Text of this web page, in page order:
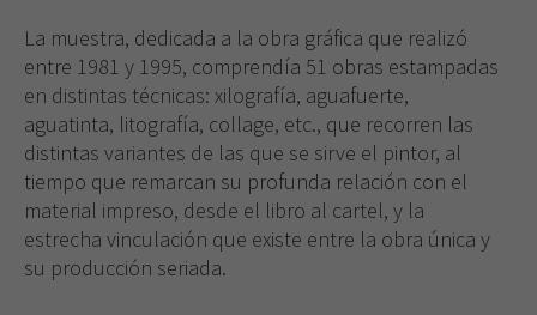
La muestra, dedicada a la obra gráfica que realizó
entre 1981 y 1995, comprendía 51 obras estampadas
en distintas técnicas: xilografía, aguafuerte,
aguatinta, litografía, collage, etc., que recorren las
distintas variantes de las que se sirve el pintor, al
tiempo que remarcan su profunda relación con el
material impreso, desde el libro al cartel, y la
estrecha vinculación que existe entre la obra única y
su producción seriada.